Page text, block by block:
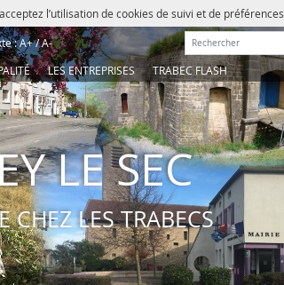
l’utilisation de cookies de suivi et de préférences
:A+/A- Rechercher :
LES ENTREPRISES TRABEC FLASH
LE SEC
CHEZ LES TRABECS